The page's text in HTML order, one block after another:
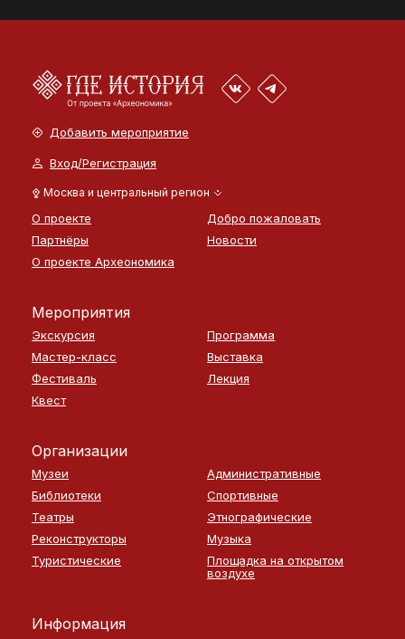
Добавить мероприятие
Вход/Регистрация
Москва и центральный регион
О проекте
Добро пожаловать
Партнёры
Новости
О проекте Археономика
Мероприятия
Экскурсия
Программа
Мастер-класс
Выставка
Фестиваль
Лекция
Квест
Организации
Музеи
Административные
Библиотеки
Спортивные
Театры
Этнографические
Реконструкторы
Музыка
Туристические
Площадка на открытом
воздухе
Информация